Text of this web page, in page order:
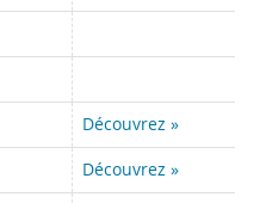
Découvrez »
Découvrez »